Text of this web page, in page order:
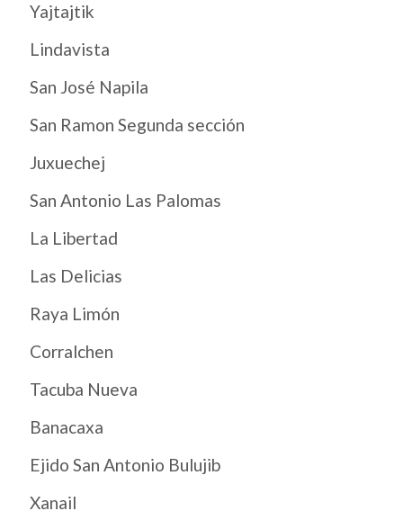
Yajtajtik
Lindavista
San José Napila
San Ramon Segunda sección
Juxuechej
San Antonio Las Palomas
La Libertad
Las Delicias
Raya Limón
Corralchen
Tacuba Nueva
Banacaxa
Ejido San Antonio Bulujib
Xanail